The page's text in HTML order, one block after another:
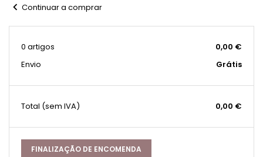
chevron_left Continuar a comprar
0 artigos
0,00 €
Envio
Grátis
Total (sem IVA) 0,00 €
FINALIZAÇÃO DE ENCOMENDA